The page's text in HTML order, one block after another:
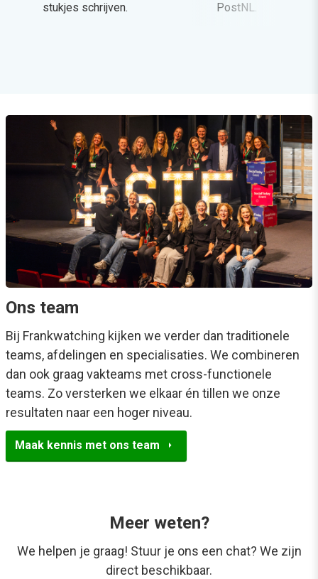
stukjes schrijven.
PostNL.
Ons team
Bij Frankwatching kijken we verder dan traditionele
teams, afdelingen en specialisaties. We combineren
dan ook graag vakteams met cross-functionele
teams. Zo versterken we elkaar én tillen we onze
resultaten naar een hoger niveau.
Maak kennis met ons team arrow_right
Meer weten?
We helpen je graag! Stuur je ons een chat? We zijn
direct beschikbaar.